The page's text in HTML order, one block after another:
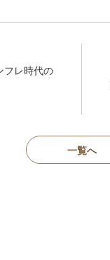
フレ時代の
一覧へ